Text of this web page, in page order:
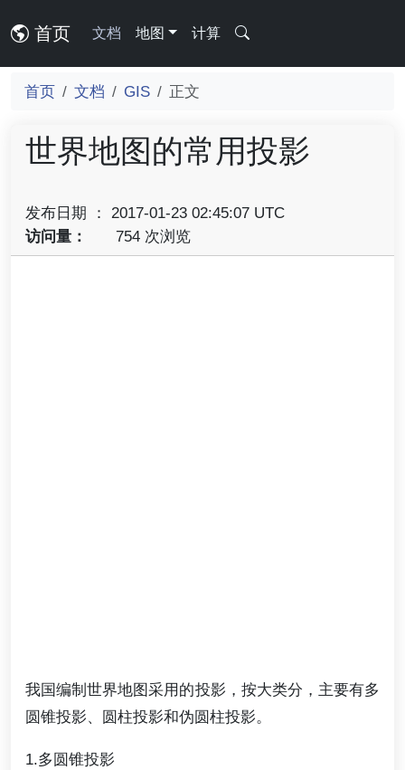
首页 文档 地图 计算
首页 文档 GIS 正文
世界地图的常用投影
发布日期 ： 2017-01-23 02:45:07 UTC
访问量：
754 次浏览
我国编制世界地图采用的投影，按大类分，主要有多
圆锥投影、圆柱投影和伪圆柱投影。
1.多圆锥投影